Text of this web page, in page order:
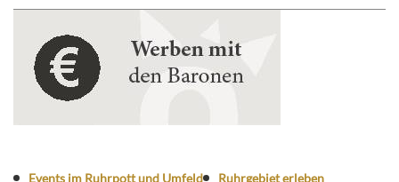
Events im Ruhrpott und Umfeld Ruhrgebiet erleben